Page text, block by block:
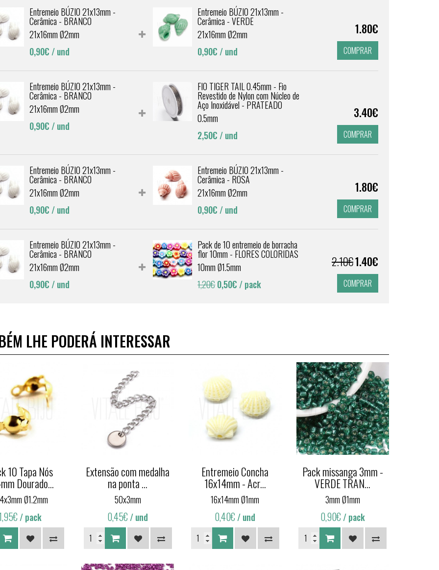
Entremeio BÚZIO 21x13mm -
Cerâmica - BRANCO
21x16mm Ø2mm
0,90€ / und
Entremeio BÚZIO 21x13mm -
Cerâmica - VERDE
21x16mm Ø2mm
0,90€ / und
1.80€
COMPRAR
Entremeio BÚZIO 21x13mm -
Cerâmica - BRANCO
21x16mm Ø2mm
0,90€ / und
FIO TIGER TAIL 0.45mm - Fio
Revestido de Nylon com Núcleo de
Aço Inoxidável - PRATEADO
0.5mm
2,50€ / und
3.40€
COMPRAR
Entremeio BÚZIO 21x13mm -
Cerâmica - BRANCO
21x16mm Ø2mm
0,90€ / und
Entremeio BÚZIO 21x13mm -
Cerâmica - ROSA
21x16mm Ø2mm
0,90€ / und
1.80€
COMPRAR
Entremeio BÚZIO 21x13mm -
Cerâmica - BRANCO
21x16mm Ø2mm
0,90€ / und
Pack de 10 entremeio de borracha
flor 10mm - FLORES COLORIDAS
10mm Ø1.5mm
1,20€0,50€ / pack
2.10€1.40€
COMPRAR
LHE PODERÁ INTERESSAR
10 Tapa Nós
Dourado...
Ø1.2mm
/ pack
Extensão com medalha
na ponta ...
50x3mm
0,45€/ und
Entremeio Concha
16x14mm - Acr...
16x14mm Ø1mm
0,40€/ und
Pack missanga 3mm -
VERDE TRAN...
3mm Ø1mm
0,90€/ pack